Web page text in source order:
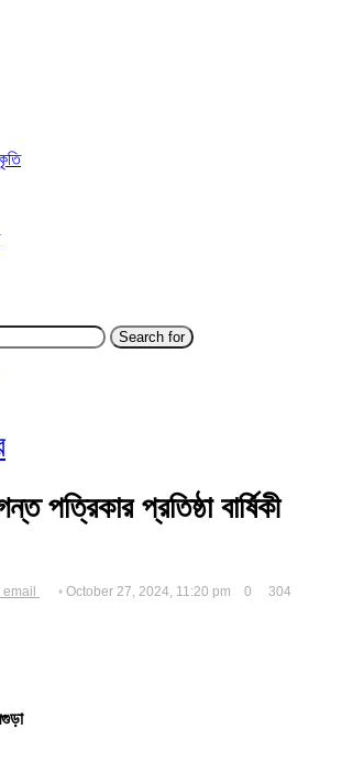
Search for
পত্রিকার প্রতিষ্ঠা বার্ষিকী
October 27, 2024, 11:20 pm 0
304